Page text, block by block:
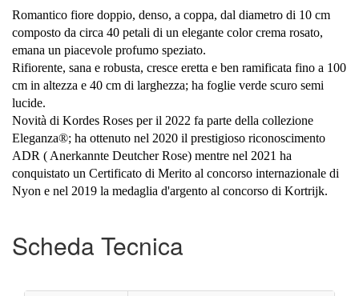
Romantico fiore doppio, denso, a coppa, dal diametro di 10 cm
composto da circa 40 petali di un elegante color crema rosato,
emana un piacevole profumo speziato.
Rifiorente, sana e robusta, cresce eretta e ben ramificata fino a 100
cm in altezza e 40 cm di larghezza; ha foglie verde scuro semi
lucide.
Novità di Kordes Roses per il 2022 fa parte della collezione
Eleganza®; ha ottenuto nel 2020 il prestigioso riconoscimento
ADR ( Anerkannte Deutcher Rose) mentre nel 2021 ha
conquistato un Certificato di Merito al concorso internazionale di
Nyon e nel 2019 la medaglia d'argento al concorso di Kortrijk.
Scheda Tecnica